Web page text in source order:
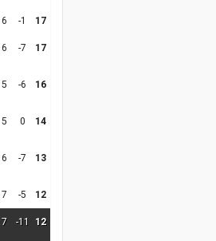
6 -1 17
6 -7 17
5 -6 16
5 0 14
6 -7 13
7 -5 12
7 -11 12